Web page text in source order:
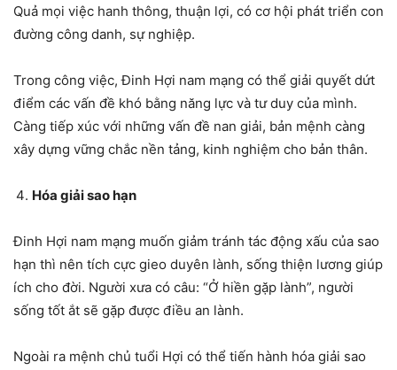
Quả mọi việc hanh thông, thuận lợi, có cơ hội phát triển con
đường công danh, sự nghiệp.
Trong công việc, Đinh Hợi nam mạng có thể giải quyết dứt
điểm các vấn đề khó bằng năng lực và tư duy của mình.
Càng tiếp xúc với những vấn đề nan giải, bản mệnh càng
xây dựng vững chắc nền tảng, kinh nghiệm cho bản thân.
Hóa giải sao hạn
Đinh Hợi nam mạng muốn giảm tránh tác động xấu của sao
hạn thì nên tích cực gieo duyên lành, sống thiện lương giúp
ích cho đời. Người xưa có câu: “Ở hiền gặp lành”, người
sống tốt ắt sẽ gặp được điều an lành.
Ngoài ra mệnh chủ tuổi Hợi có thể tiến hành hóa giải sao